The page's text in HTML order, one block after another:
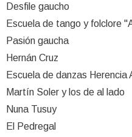
Desfile gaucho
Escuela de tango y folclore
Pasión gaucha
Hernán Cruz
Escuela de danzas Herencia
Martín Soler y los de al lado
Nuna Tusuy
El Pedregal